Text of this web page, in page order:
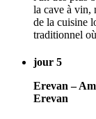
la cave à vin,
de la cuisine
traditionnel
jour 5
Erevan –
Erevan